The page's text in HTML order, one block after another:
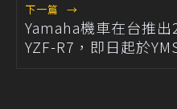
下一篇 →
Yamaha機車在台推
YZF-R7，即日起於